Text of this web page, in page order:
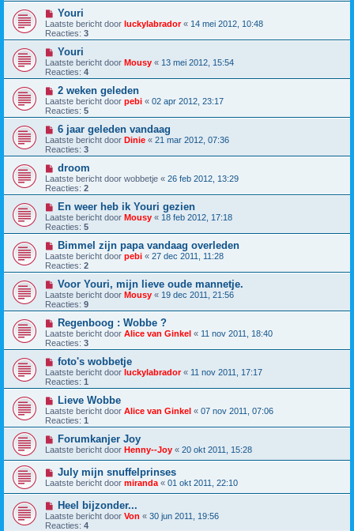
Youri
Laatste bericht door luckylabrador« 14 mei 2012, 10:48
Reacties: 3
Youri
Laatste bericht door Mousy « 13 mei 2012, 15:54
Reacties: 4
2 weken geleden
Laatste bericht door pebi « 02 apr 2012, 23:17
Reacties: 5
6 jaar geleden vandaag
Laatste bericht door Dinie « 21 mar 2012, 07:36
Reacties: 3
droom
Laatste bericht door wobbetje « 26 feb 2012, 13:29
Reacties: 2
En weer heb ik Youri gezien
Laatste bericht door Mousy « 18 feb 2012, 17:18
Reacties: 5
Bimmel zijn papa vandaag overleden
Laatste bericht door pebi « 27 dec 2011, 11:28
Reacties: 2
Voor Youri, mijn lieve oude mannetje.
Laatste bericht door Mousy « 19 dec 2011, 21:56
Reacties: 9
Regenboog : Wobbe ?
Laatste bericht door Alice van Ginkel « 11 nov 2011, 18:40
Reacties: 3
foto's wobbetje
Laatste bericht door luckylabrador« 11 nov 2011, 17:17
Reacties: 1
Lieve Wobbe
Laatste bericht door Alice van Ginkel « 07 nov 2011, 07:06
Reacties: 1
Forumkanjer Joy
Laatste bericht door Henny--Joy « 20 okt 2011, 15:28
July mijn snuffelprinses
Laatste bericht door miranda « 01 okt 2011, 22:10
Heel bijzonder...
Laatste bericht door Von « 30 jun 2011, 19:56
Reacties: 4